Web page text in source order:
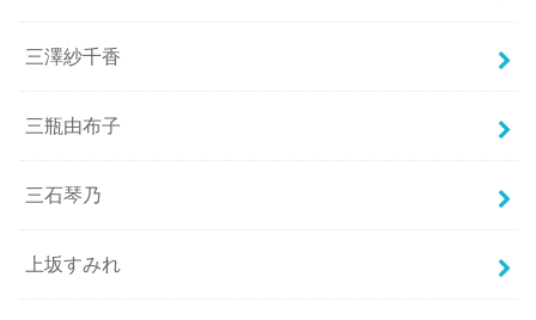
三澤紗千香
三瓶由布子
三石琴乃
上坂すみれ